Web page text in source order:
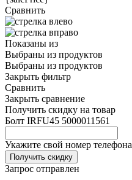
Сравнить
Показаны из
Выбраны из продуктов
Выбраны из продуктов
Закрыть фильтр
Сравнить
Закрыть сравнение
Получить скидку на товар
Болт IRFU45 5000011561
Укажите свой номер телефона
Получить скидку
Запрос отправлен